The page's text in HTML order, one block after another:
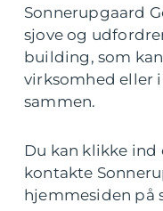
Sonnerupgaard
sjove og
building, som
virksomhed eller
sammen.
Du kan klikke
kontakte
hjemmesiden på